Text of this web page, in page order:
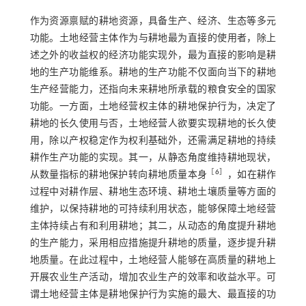
作为资源禀赋的耕地资源，具备生产、经济、生态等多元
功能。土地经营主体作为与耕地最为直接的使用者，除上
述之外的收益权的经济功能实现外，最为直接的影响是耕
地的生产功能维系。耕地的生产功能不仅面向当下的耕地
生产经营能力，还指向未来耕地所承载的粮食安全的国家
功能。一方面，土地经营权主体的耕地保护行为，决定了
耕地的长久使用与否，土地经营人欲要实现耕地的长久使
用，除以产权稳定作为权利基础外，还需满足耕地的持续
耕作生产功能的实现。其一，从静态角度维持耕地现状，
从数量指标的耕地保护转向耕地质量本身
6］
，如在耕作
过程中对耕作层、耕地生态环境、耕地土壤质量等方面的
维护，以保持耕地的可持续利用状态，能够保障土地经营
主体持续占有和利用耕地；其二，从动态的角度提升耕地
的生产能力，采用相应措施提升耕地的质量，逐步提升耕
地质量。在此过程中，土地经营人能够在高质量的耕地上
开展农业生产活动，增加农业生产的效率和收益水平。可
谓土地经营主体是耕地保护行为实施的最大、最直接的功